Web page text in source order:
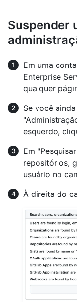
Suspender
Em uma
Enterprise
qualquer
Se você
esquerdo,
Em
repositórios,
usuário no
À direita do